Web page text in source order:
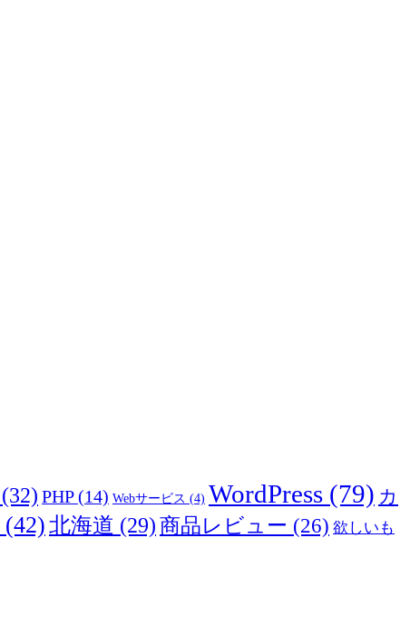
(32) PHP(14) Webサービス (4) WordPress (79) カ
(42)北海道 (29)商品レビュー (26) 欲しいも